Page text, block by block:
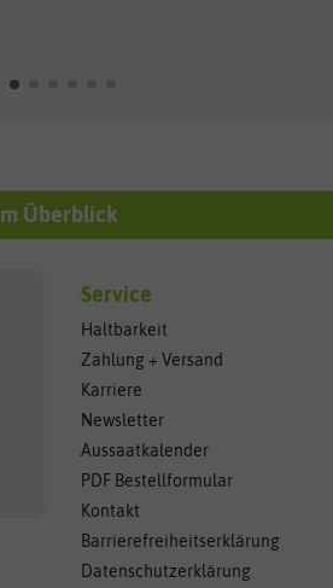
Überblick
Service
Haltbarkeit
Zahlung + Versand
Karriere
Newsletter
Aussaatkalender
PDF Bestellformular
Kontakt
Barrierefreiheitserklärung
Datenschutzerklärung